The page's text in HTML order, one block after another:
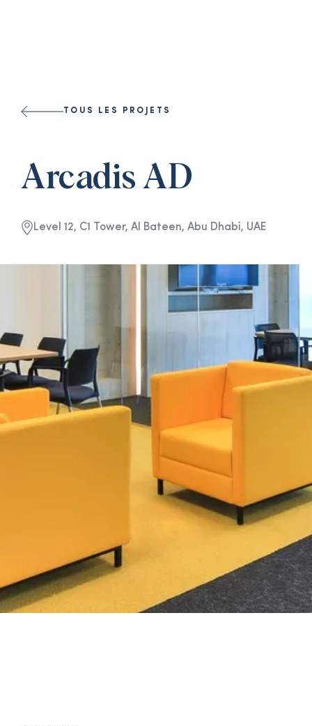
TOUS LES PROJETS
Arcadis AD
Level 12, C1 Tower, Al Bateen, Abu Dhabi, UAE